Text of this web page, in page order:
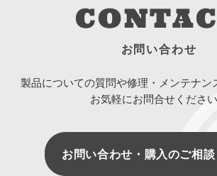
お問い合わせ
製品についての質問や修理・メンテナン
お気軽にお問合せください
お問い合わせ・購入のご相談